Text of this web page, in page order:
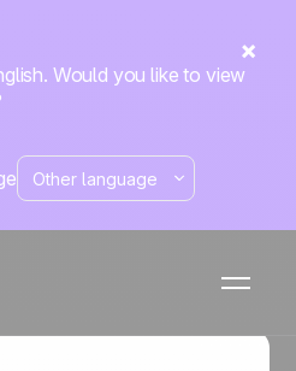
Would you like to view
blog